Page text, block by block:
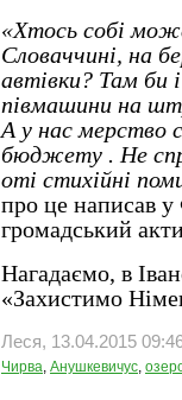
«Хтось собі
Словаччині, на
автівки? Там би
півмашини на
А у нас мерство
бюджету . Не
оті стихійні
про це написав у
громадський
Нагадаємо, в
«Захистимо
Леся, 13.04.2015
Чирва, Анушкевичус,